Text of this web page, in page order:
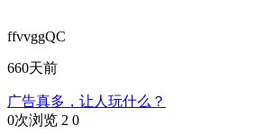
ffvvggQC
660天前
广告真多，让人玩什么？
0次浏览 2 0